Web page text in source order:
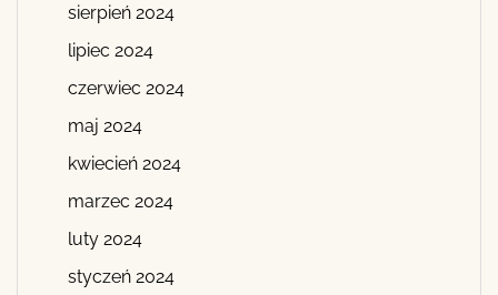
sierpień 2024
lipiec 2024
czerwiec 2024
maj 2024
kwiecień 2024
marzec 2024
luty 2024
styczeń 2024